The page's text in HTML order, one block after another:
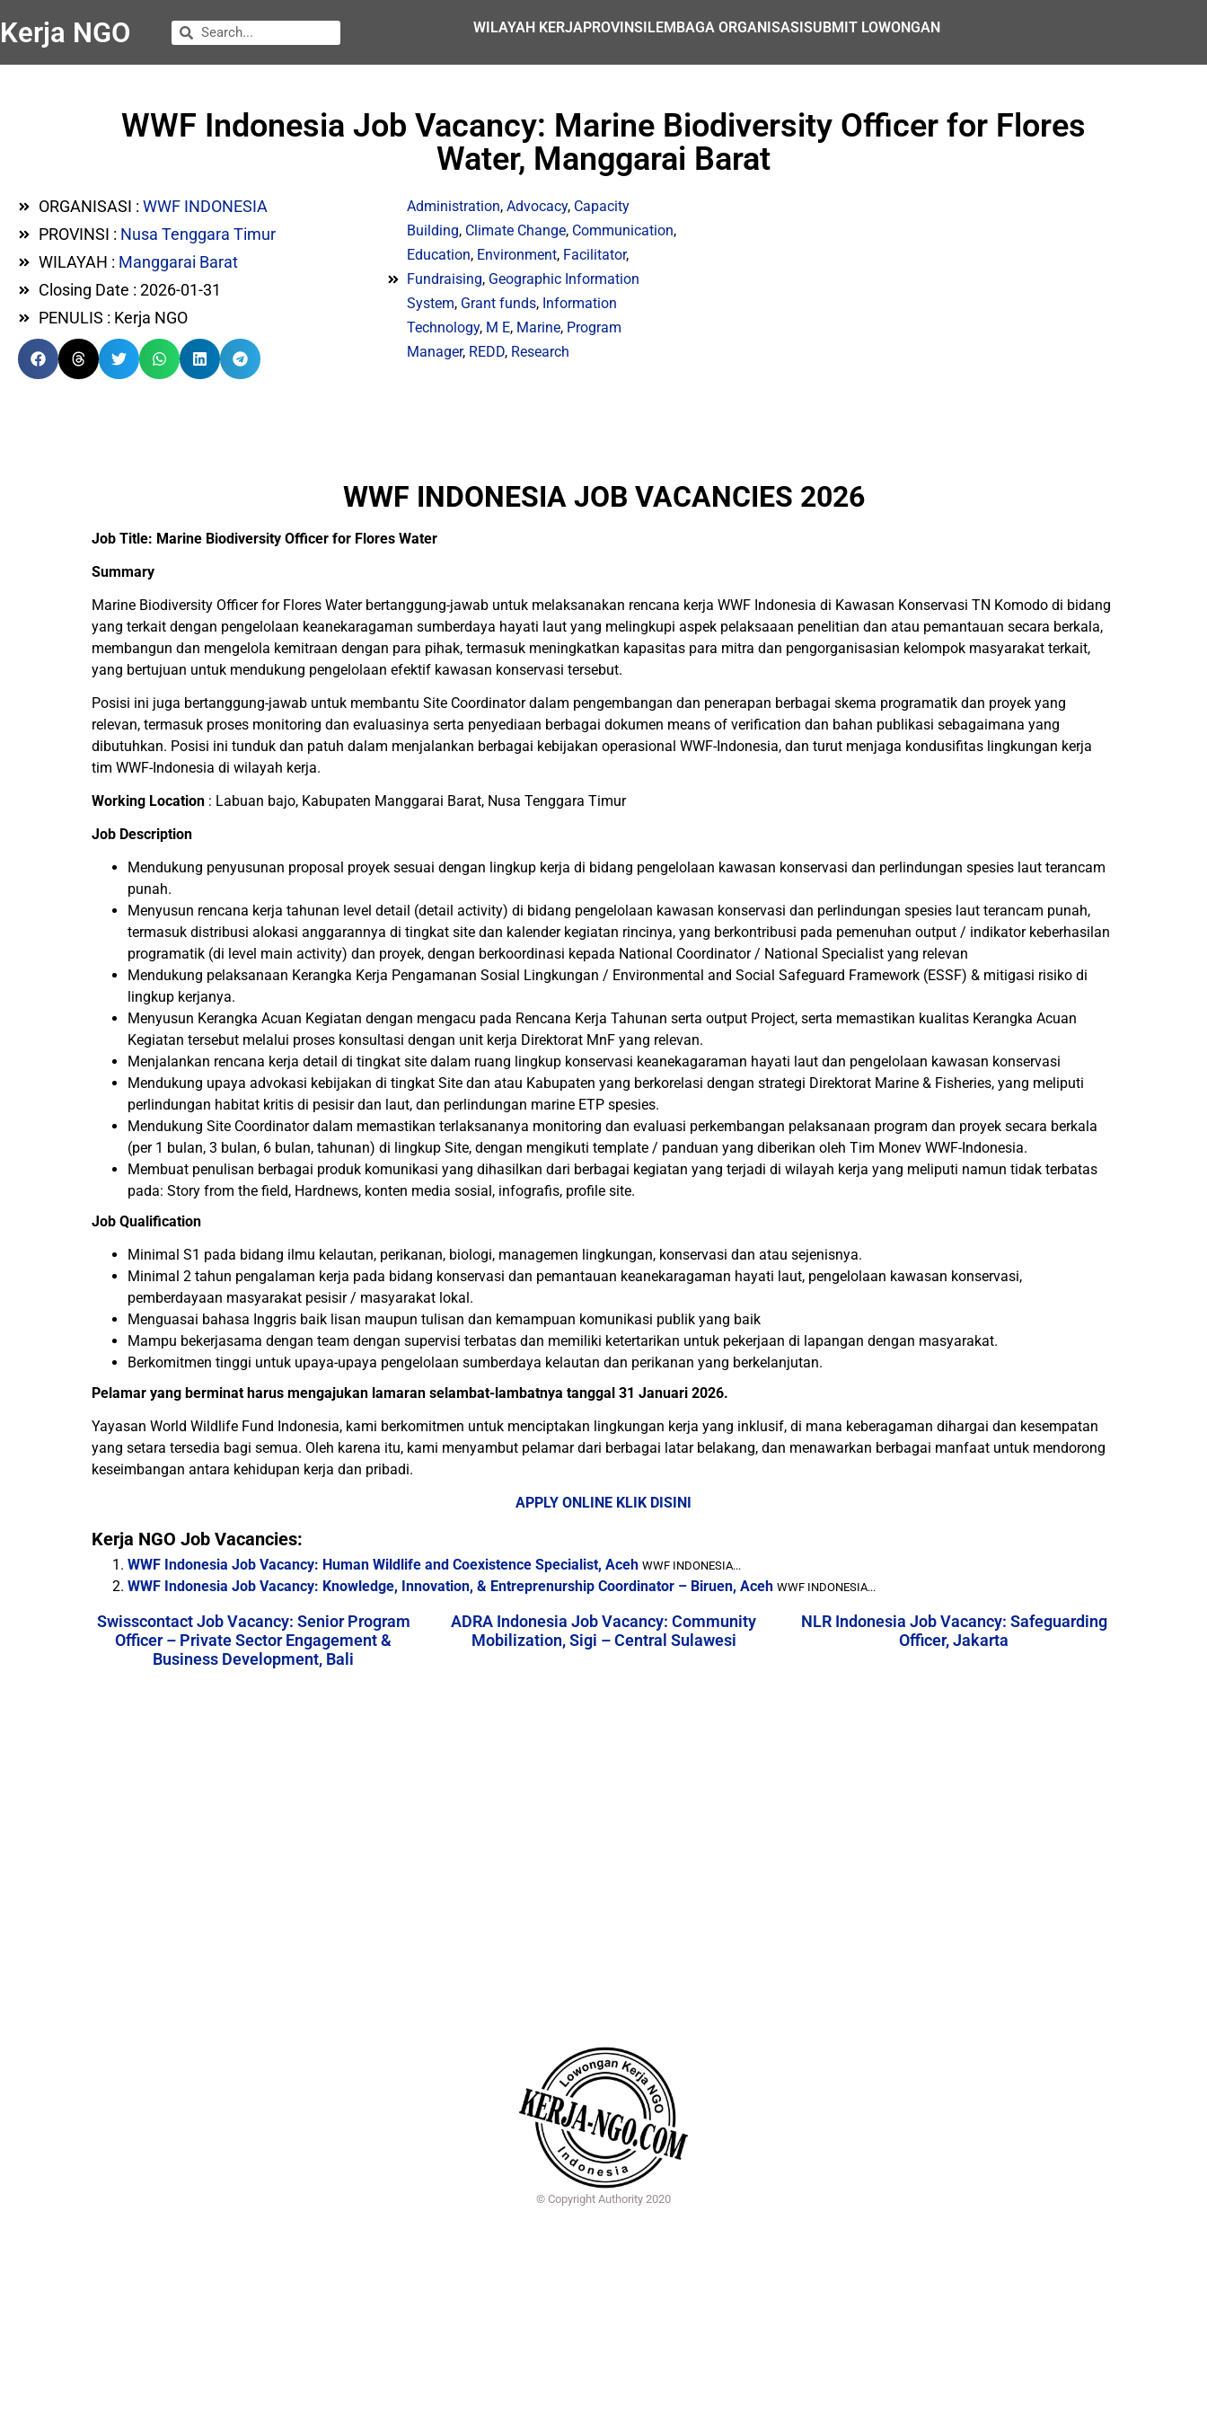
Kerja NGO WILAYAH KERJAPROVINSILEMBAGA ORGANISASISUBMIT LOWONGAN
WWF Indonesia Job Vacancy: Marine Biodiversity Officer for Flores
Water, Manggarai Barat
ORGANISASI : WWF INDONESIA
PROVINSI : Nusa Tenggara Timur
WILAYAH : Manggarai Barat
Closing Date : 2026-01-31
PENULIS : Kerja NGO
Administration,Advocacy, Capacity
Building, Climate Change, Communication,
Education, Environment, Facilitator,
Fundraising, Geographic Information
System, Grant funds, Information
Technology, M E, Marine, Program
Manager, REDD, Research
WWF INDONESIA JOB VACANCIES 2026
Job Title: Marine Biodiversity Officer for Flores Water
Summary
Marine Biodiversity Officer for Flores Water bertanggung-jawab untuk melaksanakan rencana kerja WWF Indonesia di Kawasan Konservasi TN Komodo di bidang
yang terkait dengan pengelolaan keanekaragaman sumberdaya hayati laut yang melingkupi aspek pelaksaaan penelitian dan atau pemantauan secara berkala,
membangun dan mengelola kemitraan dengan para pihak, termasuk meningkatkan kapasitas para mitra dan pengorganisasian kelompok masyarakat terkait,
yang bertujuan untuk mendukung pengelolaan efektif kawasan konservasi tersebut.
Posisi ini juga bertanggung-jawab untuk membantu Site Coordinator dalam pengembangan dan penerapan berbagai skema programatik dan proyek yang
relevan, termasuk proses monitoring dan evaluasinya serta penyediaan berbagai dokumen means of verification dan bahan publikasi sebagaimana yang
dibutuhkan. Posisi ini tunduk dan patuh dalam menjalankan berbagai kebijakan operasional WWF-Indonesia, dan turut menjaga kondusifitas lingkungan kerja
tim WWF-Indonesia di wilayah kerja.
Working Location : Labuan bajo, Kabupaten Manggarai Barat, Nusa Tenggara Timur
Job Description
Mendukung penyusunan proposal proyek sesuai dengan lingkup kerja di bidang pengelolaan kawasan konservasi dan perlindungan spesies laut terancam
punah.
Menyusun rencana kerja tahunan level detail (detail activity) di bidang pengelolaan kawasan konservasi dan perlindungan spesies laut terancam punah,
termasuk distribusi alokasi anggarannya di tingkat site dan kalender kegiatan rincinya, yang berkontribusi pada pemenuhan output / indikator keberhasilan
programatik (di level main activity) dan proyek, dengan berkoordinasi kepada National Coordinator / National Specialist yang relevan
Mendukung pelaksanaan Kerangka Kerja Pengamanan Sosial Lingkungan / Environmental and Social Safeguard Framework (ESSF) & mitigasi risiko di
lingkup kerjanya.
Menyusun Kerangka Acuan Kegiatan dengan mengacu pada Rencana Kerja Tahunan serta output Project, serta memastikan kualitas Kerangka Acuan
Kegiatan tersebut melalui proses konsultasi dengan unit kerja Direktorat MnF yang relevan.
Menjalankan rencana kerja detail di tingkat site dalam ruang lingkup konservasi keanekagaraman hayati laut dan pengelolaan kawasan konservasi
Mendukung upaya advokasi kebijakan di tingkat Site dan atau Kabupaten yang berkorelasi dengan strategi Direktorat Marine & Fisheries, yang meliputi
perlindungan habitat kritis di pesisir dan laut, dan perlindungan marine ETP spesies.
Mendukung Site Coordinator dalam memastikan terlaksananya monitoring dan evaluasi perkembangan pelaksanaan program dan proyek secara berkala
(per 1 bulan, 3 bulan, 6 bulan, tahunan) di lingkup Site, dengan mengikuti template / panduan yang diberikan oleh Tim Monev WWF-Indonesia.
Membuat penulisan berbagai produk komunikasi yang dihasilkan dari berbagai kegiatan yang terjadi di wilayah kerja yang meliputi namun tidak terbatas
pada: Story from the field, Hardnews, konten media sosial, infografis, profile site.
Job Qualification
Minimal S1 pada bidang ilmu kelautan, perikanan, biologi, managemen lingkungan, konservasi dan atau sejenisnya.
Minimal 2 tahun pengalaman kerja pada bidang konservasi dan pemantauan keanekaragaman hayati laut, pengelolaan kawasan konservasi,
pemberdayaan masyarakat pesisir / masyarakat lokal.
Menguasai bahasa Inggris baik lisan maupun tulisan dan kemampuan komunikasi publik yang baik
Mampu bekerjasama dengan team dengan supervisi terbatas dan memiliki ketertarikan untuk pekerjaan di lapangan dengan masyarakat.
Berkomitmen tinggi untuk upaya-upaya pengelolaan sumberdaya kelautan dan perikanan yang berkelanjutan.
Pelamar yang berminat harus mengajukan lamaran selambat-lambatnya tanggal 31 Januari 2026.
Yayasan World Wildlife Fund Indonesia, kami berkomitmen untuk menciptakan lingkungan kerja yang inklusif, di mana keberagaman dihargai dan kesempatan
yang setara tersedia bagi semua. Oleh karena itu, kami menyambut pelamar dari berbagai latar belakang, dan menawarkan berbagai manfaat untuk mendorong
keseimbangan antara kehidupan kerja dan pribadi.
APPLY ONLINE KLIK DISINI
Kerja NGO Job Vacancies:
WWF Indonesia Job Vacancy: Human Wildlife and Coexistence Specialist, Aceh WWF INDONESIA...
WWF Indonesia Job Vacancy: Knowledge, Innovation, & Entreprenurship Coordinator – Biruen, Aceh WWF INDONESIA...
Swisscontact Job Vacancy: Senior Program
Officer – Private Sector Engagement &
Business Development, Bali
ADRA Indonesia Job Vacancy: Community
Mobilization, Sigi – Central Sulawesi
NLR Indonesia Job Vacancy: Safeguarding
Officer, Jakarta
© Copyright Authority 2020